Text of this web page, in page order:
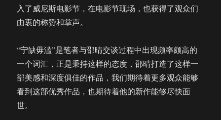
入了威尼斯电影节，在电影节现场，也获得了观众们
由衷的称赞和掌声。
“宁缺毋滥”是笔者与邵晴交谈过程中出现频率颇高的
一个词汇，正是秉持这样的态度，邵晴打造了这样一
部美感和深度俱佳的作品，我们期待着更多观众能够
看到这部优秀作品，也期待着他的新作能够尽快面
世。